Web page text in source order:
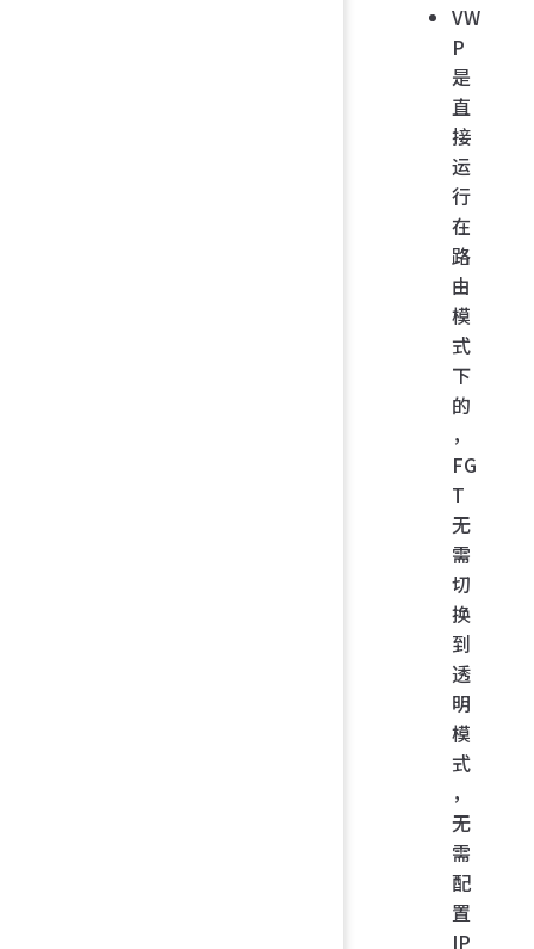
VW
P
是
直
接
运
行
在
路
由
模
式
下
的
，
FG
T
无
需
切
换
到
透
明
模
式
，
无
需
配
置
IP